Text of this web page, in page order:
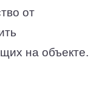
от
на объекте.